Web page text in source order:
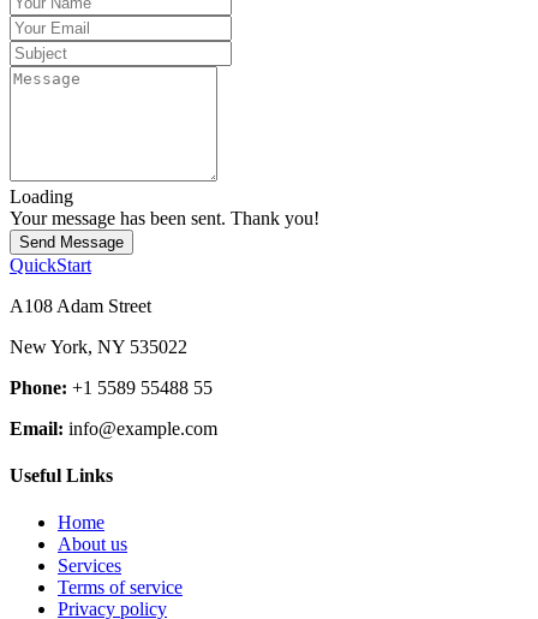
Loading
Your message has been sent. Thank you!
Send Message
QuickStart
A108 Adam Street
New York, NY 535022
Phone: +1 5589 55488 55
Email: info@example.com
Useful Links
Home
About us
Services
Terms of service
Privacy policy